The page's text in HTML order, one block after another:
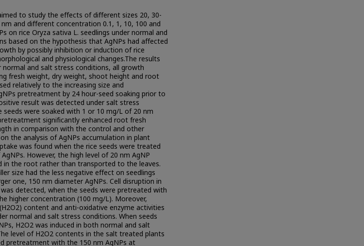
to study the effects of different sizes 20, 30-
and different concentration 0.1, 1, 10, 100 and
on rice Oryza sativa L. seedlings under normal and
based on the hypothesis that AgNPs had affected
by possibly inhibition or induction of rice
and physiological changes.The results
normal and salt stress conditions, all growth
fresh weight, dry weight, shoot height and root
relatively to the increasing size and
pretreatment by 24 hour-seed soaking prior to
result was detected under salt stress
were soaked with 1 or 10 mg/L of 20 nm
significantly enhanced root fresh
in comparison with the control and other
the analysis of AgNPs accumulation in plant
was found when the rice seeds were treated
However, the high level of 20 nm AgNP
in the root rather than transported to the leaves.
size had the less negative effect on seedlings
one, 150 nm diameter AgNPs. Cell disruption in
detected, when the seeds were pretreated with
higher concentration (100 mg/L). Moreover,
content and anti-oxidative enzyme activities
normal and salt stress conditions. When seeds
H2O2 was induced in both normal and salt
level of H2O2 contents in the salt treated plants
pretreatment with the 150 nm AgNPs at